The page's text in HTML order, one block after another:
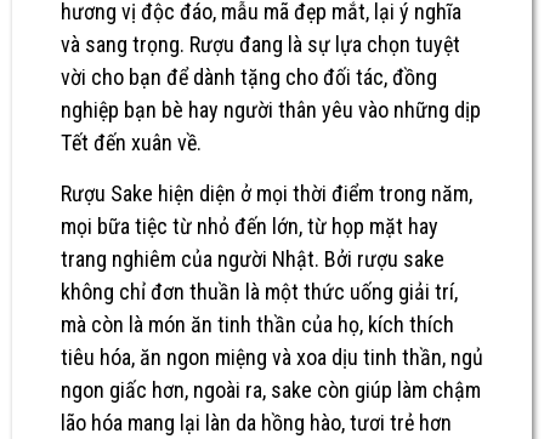
hương vị độc đáo, mẫu mã đẹp mắt, lại ý nghĩa
và sang trọng. Rượu đang là sự lựa chọn tuyệt
vời cho bạn để dành tặng cho đối tác, đồng
nghiệp bạn bè hay người thân yêu vào những dịp
Tết đến xuân về.
Rượu Sake hiện diện ở mọi thời điểm trong năm,
mọi bữa tiệc từ nhỏ đến lớn, từ họp mặt hay
trang nghiêm của người Nhật. Bởi rượu sake
không chỉ đơn thuần là một thức uống giải trí,
mà còn là món ăn tinh thần của họ, kích thích
tiêu hóa, ăn ngon miệng và xoa dịu tinh thần, ngủ
ngon giấc hơn, ngoài ra, sake còn giúp làm chậm
lão hóa mang lại làn da hồng hào, tươi trẻ hơn